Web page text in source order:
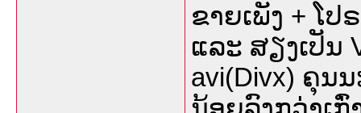
ຂາຍເພັງ + ໂ
ແລະ ສຽງເປັນ
avi(Divx) ຄຸນ